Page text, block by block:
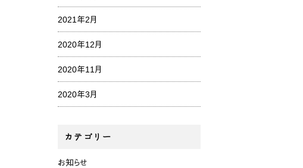
2021年2月
2020年12月
2020年11月
2020年3月
カテゴリー
お知らせ